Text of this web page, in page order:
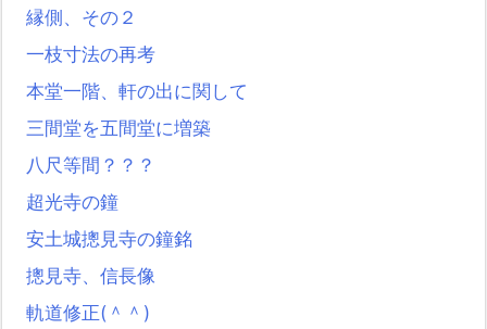
縁側、その２
一枝寸法の再考
本堂一階、軒の出に関して
三間堂を五間堂に増築
八尺等間？？？
超光寺の鐘
安土城摠見寺の鐘銘
摠見寺、信長像
軌道修正(＾＾)